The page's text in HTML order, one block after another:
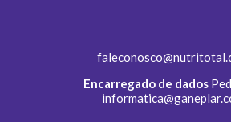
Encarregado de dados